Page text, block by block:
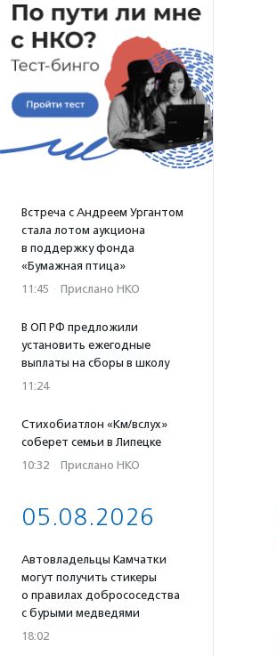
Встреча с Андреем Ургантом
стала лотом аукциона
в поддержку фонда
«Бумажная птица»
11:45 · Прислано НКО
В ОП РФ предложили
установить ежегодные
выплаты на сборы в школу
11:24
Стихобиатлон «Км/вслух»
соберет семьи в Липецке
10:32 · Прислано НКО
05.08.2026
Автовладельцы Камчатки
могут получить стикеры
о правилах добрососедства
с бурыми медведями
18:02